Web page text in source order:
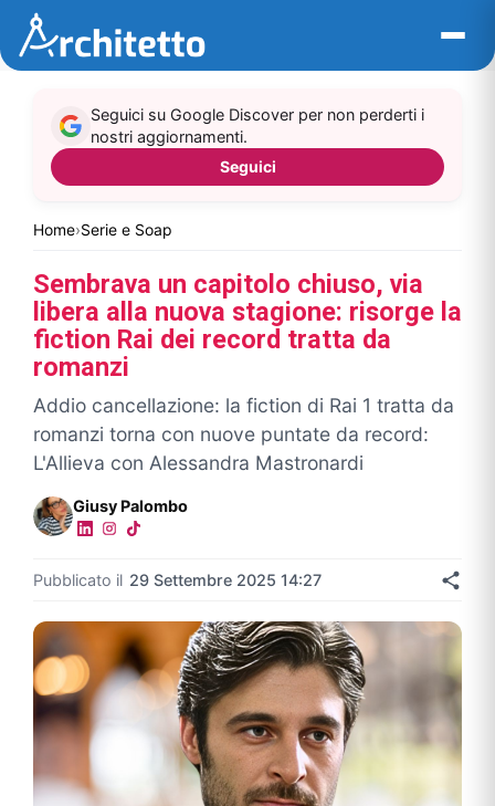
contenuto
Home›Serie e Soap
Seguici su Google Discover per non perderti i
nostri aggiornamenti.
Seguici
Sembrava un capitolo chiuso, via
libera alla nuova stagione: risorge la
fiction Rai dei record tratta da
romanzi
Addio cancellazione: la fiction di Rai 1 tratta da
romanzi torna con nuove puntate da record:
L'Allieva con Alessandra Mastronardi
Giusy Palombo
Pubblicato il 29 Settembre 2025 14:27